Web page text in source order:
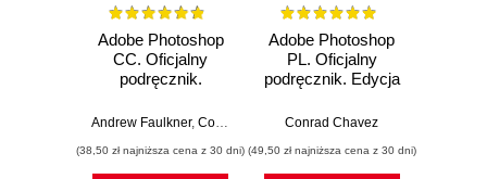
Adobe Photoshop
CC. Oficjalny
podręcznik.
Andrew Faulkner, Conrad Chavez
(38,50 zł najniższa cena z 30 dni)
Adobe Photoshop
PL. Oficjalny
podręcznik. Edycja
Conrad Chavez
(49,50 zł najniższa cena z 30 dni)